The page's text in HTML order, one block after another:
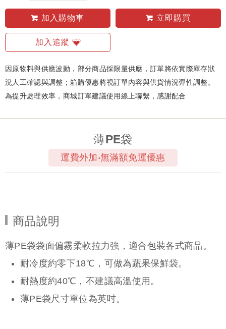
加入購物車 立即購買
加入追蹤
因原物料與供應波動，部分商品採限量供應，訂單將依實際庫存狀
況人工確認與調整；箱購優惠將視訂單內容與供貨情況彈性調整。
為提升處理效率，商城訂單建議使用線上聯繫，感謝配合
薄PE袋
運費外加‧無滿額免運優惠
商品說明
薄PE袋袋面偏霧柔軟拉力強，適合包裝各式商品。
耐冷度約零下18℃，可做為蔬果保鮮袋。
耐熱度約40℃，不建議高溫使用。
薄PE袋尺寸單位為英吋。